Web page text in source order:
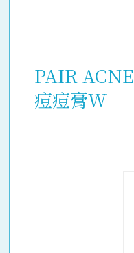
PAIR ACNE
痘痘膏W